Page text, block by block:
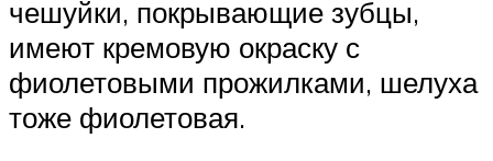
чешуйки, покрывающие зубцы,
имеют кремовую окраску с
фиолетовыми прожилками, шелуха
тоже фиолетовая.